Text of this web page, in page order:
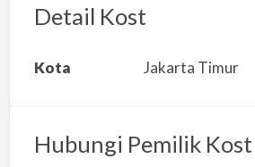
r
a
s
Detail Kost
Kota Jakarta Timur
Hubungi Pemilik Kost